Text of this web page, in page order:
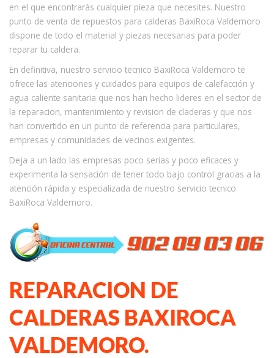
en el que encontrarás cualquier pieza que necesites. Nuestro
punto de venta de repuestos para calderas BaxiRoca Valdemoro
dispone de todo el material y piezas necesarias para poder
reparar tu caldera.
En definitiva, nuestro servicio tecnico BaxiRoca Valdemoro te
ofrece las atenciones y cuidados para equipos de calefacción y
agua caliente sanitaria que nos han hecho lideres en el sector de
la reparacion, mantenimiento y revision de claderas y que nos
han convertido en un punto de referencia para particulares,
empresas y comunidades de vecinos exigentes.
Deja a un lado las empresas poco serias y poco eficaces y
experimenta la sensación de tener todo bajo control gracias a la
atención rápida y especializada de nuestro servicio tecnico
BaxiRoca Valdemoro.
REPARACION DE
CALDERAS BAXIROCA
VALDEMORO.